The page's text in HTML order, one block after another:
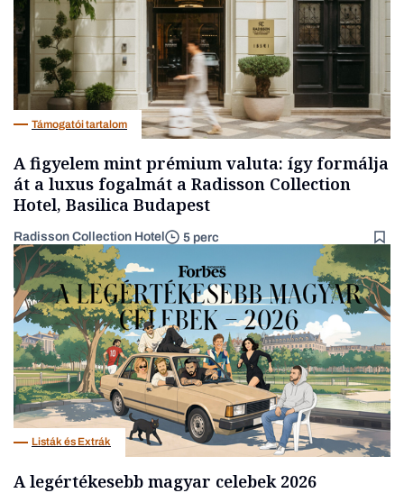
Támogatói tartalom
A figyelem mint prémium valuta: így formálja
át a luxus fogalmát a Radisson Collection
Hotel, Basilica Budapest
Radisson Collection Hotel 5 perc
Listák és Extrák
A legértékesebb magyar celebek 2026